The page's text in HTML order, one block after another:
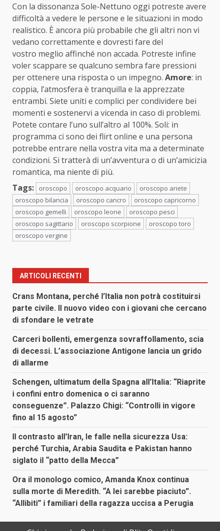
Con la dissonanza Sole-Nettuno oggi potreste avere
difficoltà a vedere le persone e le situazioni in modo
realistico. È ancora più probabile che gli altri non vi
vedano correttamente e dovresti fare del
vostro meglio affinché non accada. Potreste infine
voler scappare se qualcuno sembra fare pressioni
per ottenere una risposta o un impegno. Amore: in
coppia, l’atmosfera è tranquilla e la apprezzate
entrambi. Siete uniti e complici per condividere bei
momenti e sostenervi a vicenda in caso di problemi.
Potete contare l’uno sull’altro al 100%. Soli: in
programma ci sono dei flirt online e una persona
potrebbe entrare nella vostra vita ma a determinate
condizioni. Si tratterà di un’avventura o di un’amicizia
romantica, ma niente di più.
Tags:
oroscopo oroscopo acquario
oroscopo ariete
oroscopo bilancia
oroscopo cancro
oroscopo capricorno
oroscopo gemelli
oroscopo leone
oroscopo pesci
oroscopo sagittario
oroscopo scorpione
oroscopo toro
oroscopo vergine
ARTICOLI RECENTI
Crans Montana, perché l’Italia non potrà costituirsi
parte civile. Il nuovo video con i giovani che cercano
di sfondare le vetrate
Carceri bollenti, emergenza sovraffollamento, scia
di decessi. L’associazione Antigone lancia un grido
di allarme
Schengen, ultimatum della Spagna all’Italia: “Riaprite
i confini entro domenica o ci saranno
conseguenze”. Palazzo Chigi: “Controlli in vigore
fino al 15 agosto”
Il contrasto all’Iran, le falle nella sicurezza Usa:
perché Turchia, Arabia Saudita e Pakistan hanno
siglato il “patto della Mecca”
Ora il monologo comico, Amanda Knox continua
sulla morte di Meredith. “A lei sarebbe piaciuto”.
“Allibiti” i familiari della ragazza uccisa a Perugia